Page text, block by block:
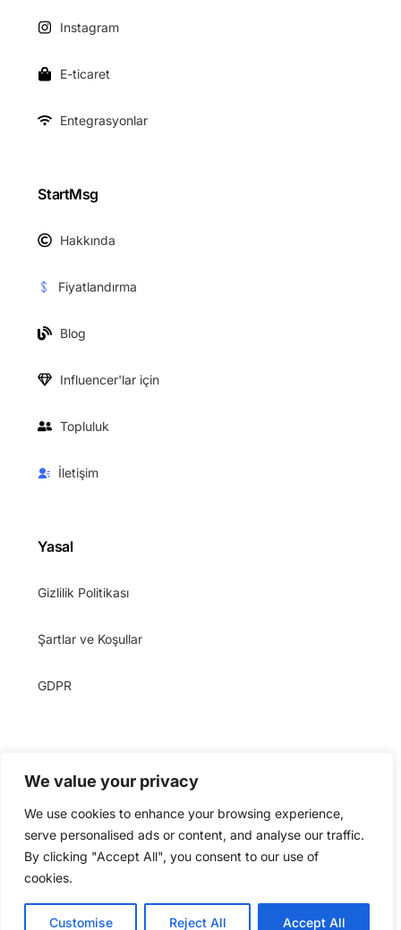
We value your privacy
We use cookies to enhance your browsing experience,
serve personalised ads or content, and analyse our traffic.
By clicking "Accept All", you consent to our use of
cookies.
Customise Reject All Accept All
Instagram
E-ticaret
Entegrasyonlar
StartMsg
Hakkında
Fiyatlandırma
Blog
Influencer'lar için
Topluluk
İletişim
Yasal
Gizlilik Politikası
Şartlar ve Koşullar
GDPR
Telif Hakkı © 2024 – 2026StartMsg MB . Tüm hakları
saklıdır. İçeriğin herhangi bir şekilde kullanılması
Başlayın